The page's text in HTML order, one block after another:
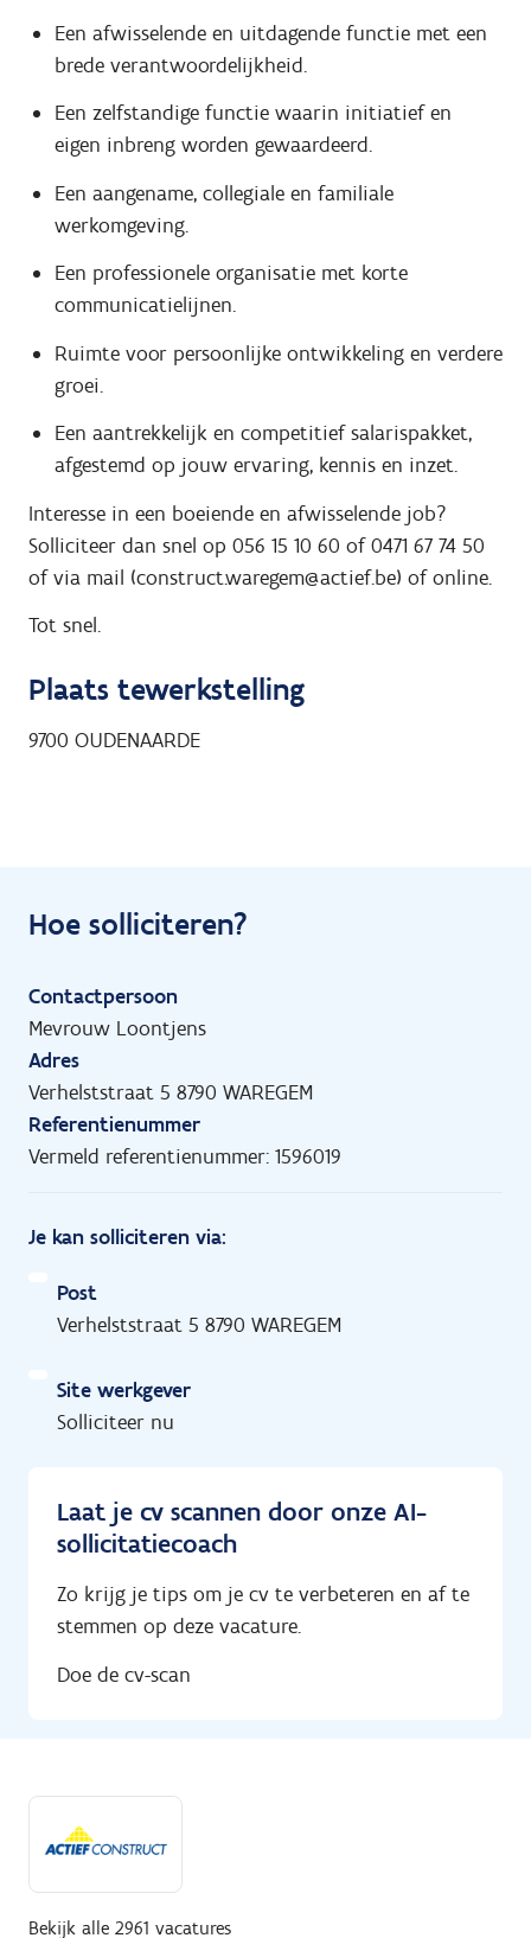
Een afwisselende en uitdagende functie met een
brede verantwoordelijkheid.
Een zelfstandige functie waarin initiatief en
eigen inbreng worden gewaardeerd.
Een aangename, collegiale en familiale
werkomgeving.
Een professionele organisatie met korte
communicatielijnen.
Ruimte voor persoonlijke ontwikkeling en verdere
groei.
Een aantrekkelijk en competitief salarispakket,
afgestemd op jouw ervaring, kennis en inzet.
Interesse in een boeiende en afwisselende job?
Solliciteer dan snel op 056 15 10 60 of 0471 67 74 50
of via mail (construct.waregem@actief.be) of online.
Tot snel.
Plaats tewerkstelling
9700 OUDENAARDE
Hoe solliciteren?
Contactpersoon
Mevrouw Loontjens
Adres
Verhelststraat 5 8790 WAREGEM
Referentienummer
Vermeld referentienummer: 1596019
Je kan solliciteren via:
Post
Verhelststraat 5 8790 WAREGEM
Site werkgever
Solliciteer nu
Laat je cv scannen door onze AI-
sollicitatiecoach
Zo krijg je tips om je cv te verbeteren en af te
stemmen op deze vacature.
Doe de cv-scan
Bekijk alle 2961 vacatures